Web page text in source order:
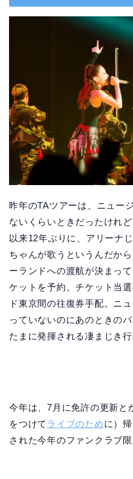
昨年のTAツアーは、ニュー
ないくらいときだったけれど
以来12年ぶりに、アリーナ
ちゃんが歌うというんだか
ーランドへの渡航が決まっ
ケットを予約。チケット当
ド東京間の往復券手配。ニ
っていないのにあのときの
たまに発揮される凄まじき行
今年は、7月に免許の更新と
をつけて ライブのために）
された今年のファンクラブ限